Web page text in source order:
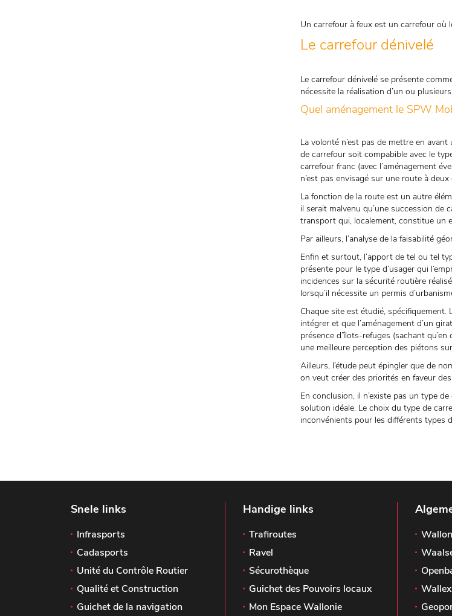
Un carrefour à feux est un carrefour où
Le carrefour dénivelé
Le carrefour dénivelé se présente
nécessite la réalisation d’un ou
Quel aménagement le SPW
La volonté n’est pas de mettre en
de carrefour soit compabible avec le
carrefour franc (avec l’aménagement
n’est pas envisagé sur une route à
La fonction de la route est un autre
il serait malvenu qu’une succession
transport qui, localement, constitue un
Par ailleurs, l’analyse de la faisabilité
Enfin et surtout, l’apport de tel ou tel
présente pour le type d’usager qui
incidences sur la sécurité routière
lorsqu’il nécessite un permis
Chaque site est étudié, spécifiquement.
intégrer et que l’aménagement d’un
présence d’îlots-refuges (sachant
une meilleure perception des piétons
Ailleurs, l’étude peut épingler que de
on veut créer des priorités en faveur
En conclusion, il n’existe pas un type
solution idéale. Le choix du type de
inconvénients pour les différents types
Snele links
Infrasports
Cadasports
Unité du Contrôle Routier
Qualité et Construction
Guichet de la navigation
Handige links
Trafiroutes
Ravel
Sécurothèque
Guichet des Pouvoirs locaux
Mon Espace Wallonie
Wallex